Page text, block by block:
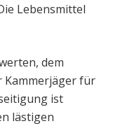
Lebensmittel
dem
Kammerjäger für
ist
lästigen